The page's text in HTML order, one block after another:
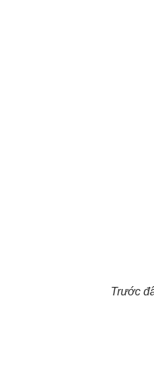
Trước